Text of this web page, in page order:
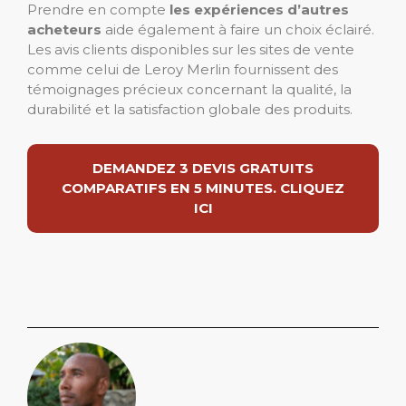
Prendre en compte les expériences d’autres
acheteurs aide également à faire un choix éclairé.
Les avis clients disponibles sur les sites de vente
comme celui de Leroy Merlin fournissent des
témoignages précieux concernant la qualité, la
durabilité et la satisfaction globale des produits.
DEMANDEZ 3 DEVIS GRATUITS
COMPARATIFS EN 5 MINUTES. CLIQUEZ
ICI